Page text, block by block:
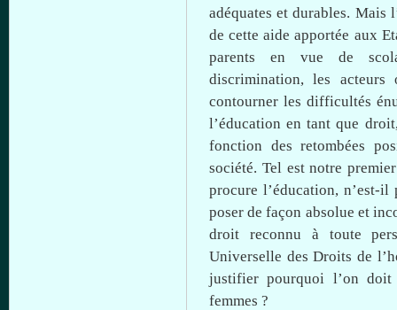
adéquates etdurables. Mais
decette aideapportée aux
parents en vue de
discrimination, les acteurs
contourner les difficultés
l’éducation entant que droit
fonction desretombées
société. Tel est notre
procurel’éducation,n’est-il
poser defaçon absolue et
droit
reconnu à toute
Universelle desDroits de
justifierpourquoi l’on doit
femmes ?